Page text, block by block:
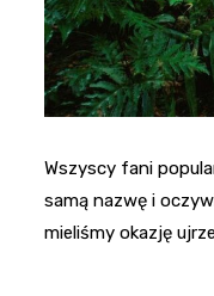
Wszyscy fani
samą nazwę i
mieliśmy okazję